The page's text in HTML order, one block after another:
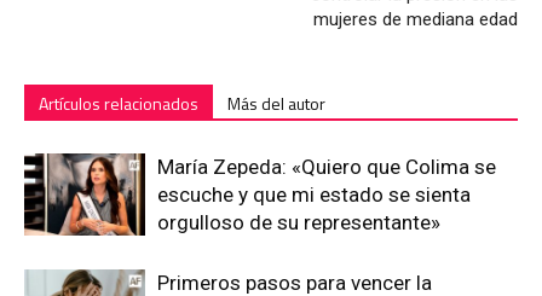
mujeres de mediana edad
Artículos relacionados Más del autor
María Zepeda: «Quiero que Colima se
escuche y que mi estado se sienta
orgulloso de su representante»
Primeros pasos para vencer la